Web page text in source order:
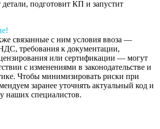
подготовит КП и запустит
связанные с ним условия ввоза —
требования к документации,
или сертификации — могут
с изменениями в законодательстве и
Чтобы минимизировать риски при
заранее уточнять актуальный код и
наших специалистов.